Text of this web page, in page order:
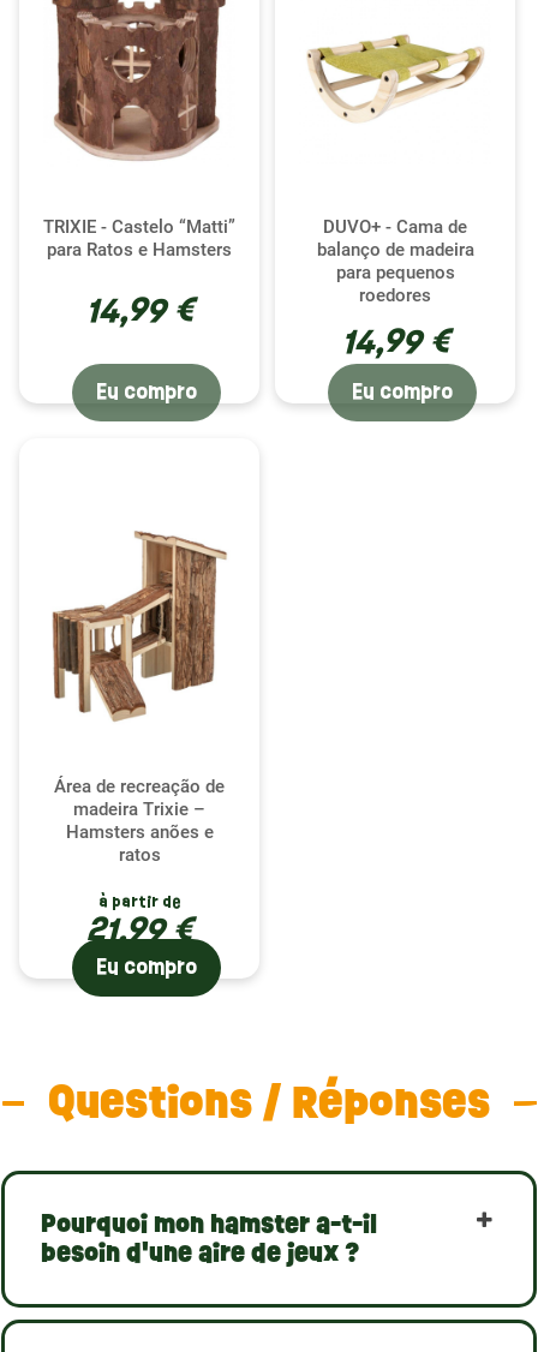
TRIXIE - Castelo “Matti”
para Ratos e Hamsters
14,99 €
Eu compro
DUVO+ - Cama de
balanço de madeira
para pequenos
roedores
14,99 €
Eu compro
Área de recreação de
madeira Trixie –
Hamsters anões e
ratos
à partir de
21,99 €
Eu compro
Questions / Réponses
Pourquoi mon hamster a-t-il
besoin d'une aire de jeux ?